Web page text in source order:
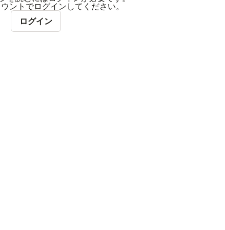
ントでログインしてください。
ログイン